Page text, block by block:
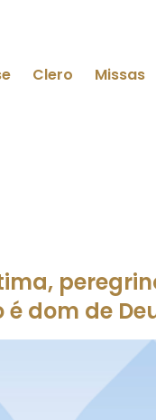
Clero Missas
dom de